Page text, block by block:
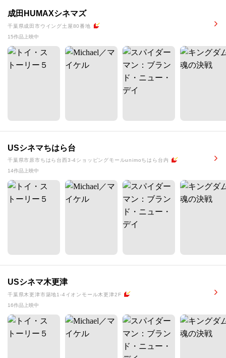
成田HUMAXシネマズ
千葉県成田市ウイング土屋80番地
15作品上映中
USシネマちはら台
千葉県市原市ちはら台西3-4ショッピングモールunimoちはら台内
14作品上映中
USシネマ木更津
千葉県木更津市築地1-4イオンモール木更津2F
16作品上映中